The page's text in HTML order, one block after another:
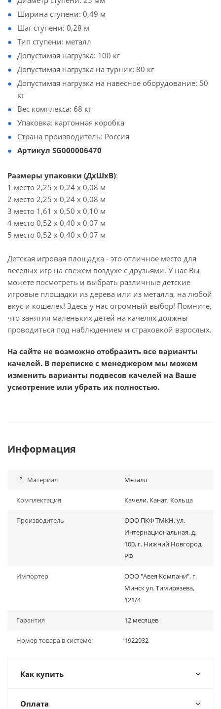
Ширина ступени: 0,49 м
Шаг ступени: 0,28 м
Тип ступени: металл
Допустимая нагрузка: 100 кг
Допустимая нагрузка на турник: 80 кг
Допустимая нагрузка на навесное оборудование: 50
кг
Вес комплекса: 68 кг
Упаковка: картонная коробка
Страна производитель: Россия
Артикул SG000006470
Размеры упаковки (ДхШхВ):
1 место 2,25 х 0,24 х 0,08 м
2 место 2,25 х 0,24 х 0,08 м
3 место 1,61 х 0,50 х 0,10 м
4 место 0,52 х 0,40 х 0,07 м
5 место 0,52 х 0,40 х 0,07 м
Детская игровая площадка - это отличное место для
веселых игр на свежем воздухе с друзьями. У нас Вы
можете посмотреть и выбрать различные детские
игровые площадки из дерева или из металла, на любой
вкус и кошелек! Здесь у нас огромный выбор! Помните,
что занятия маленьких детей на качелях должны
проводиться под наблюдением и страховкой взрослых.
На сайте не возможно отобразить все варианты
качелей. В переписке с менеджером мы можем
изменить варианты подвесов качелей на Ваше
усмотрение или убрать их полностью.
Информация
? Материал Металл
Комплектация Качели, Канат, Кольца
Производитель
ООО ПКФ ТМКН, ул.
Интернациональная, д.
100, г. Нижний Новгород,
РФ
Импортер
ООО "Авея Компани", г.
Минск ул. Тимирязева,
121/4
Гарантия 12 месяцев
Номер товара в системе: 1922932
Как купить
Оплата